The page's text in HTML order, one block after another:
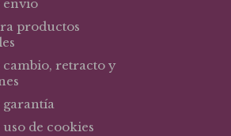
envío
productos
cambio, retracto y
garantía
de cookies